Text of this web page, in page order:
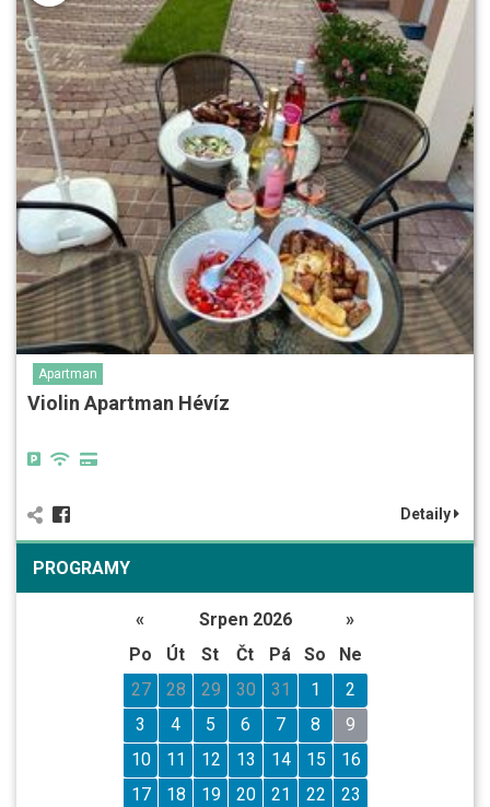
Apartman
Violin Apartman Hévíz
Detaily
PROGRAMY
« Srpen 2026
»
Po
Út St Čt Pá So
Ne
27
28 29 30 31 1
2
3
4 5 6 7 8
9
10
11 12 13 14 15
16
17
18 19 20 21 22
23